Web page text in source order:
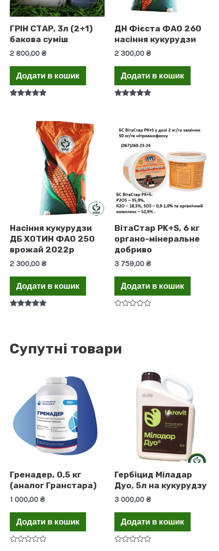
ГРІН СТАР, 3л (2+1)
бакова суміш
2 800,00 ₴
Додати в кошик
ДН Фієста ФАО 260
насіння кукурудзи
2 300,00 ₴
Додати в кошик
Насіння кукурудзи
ДБ ХОТИН ФАО 250
врожай 2022р
2 300,00 ₴
Додати в кошик
ВітаСтар PK+S, 6 кг
органо-мінеральне
добриво
3 759,00 ₴
Додати в кошик
Супутні товари
Гренадер, 0,5 кг
(аналог Гранстара)
1 000,00 ₴
Додати в кошик
Гербіцид Міладар
Дуо, 5л на кукурудзу
3 000,00 ₴
Додати в кошик